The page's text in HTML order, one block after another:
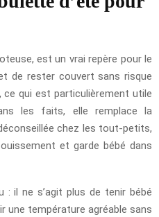
est un vrai repère pour le
de rester couvert sans risque
ce qui est particulièrement utile
les faits, elle remplace la
chez les tout-petits,
et garde bébé dans
: il ne s’agit plus de tenir bébé
une température agréable sans